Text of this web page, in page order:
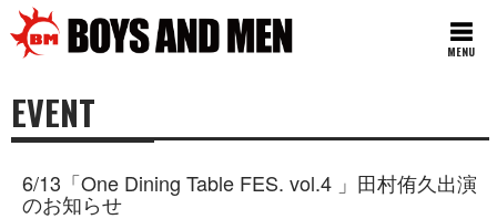
MENU
EVENT
6/13「One Dining Table FES. vol.4 」田村侑久出演
のお知らせ